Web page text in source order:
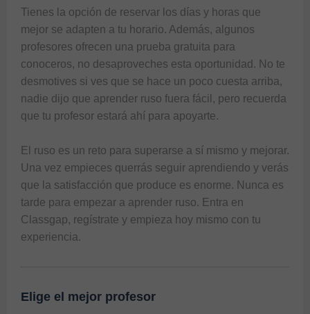
Tienes la opción de reservar los días y horas que
mejor se adapten a tu horario. Además, algunos
profesores ofrecen una prueba gratuita para
conoceros, no desaproveches esta oportunidad. No te
desmotives si ves que se hace un poco cuesta arriba,
nadie dijo que aprender ruso fuera fácil, pero recuerda
que tu profesor estará ahí para apoyarte.
El ruso es un reto para superarse a sí mismo y mejorar.
Una vez empieces querrás seguir aprendiendo y verás
que la satisfacción que produce es enorme. Nunca es
tarde para empezar a aprender ruso. Entra en
Classgap, regístrate y empieza hoy mismo con tu
Elige el mejor profesor